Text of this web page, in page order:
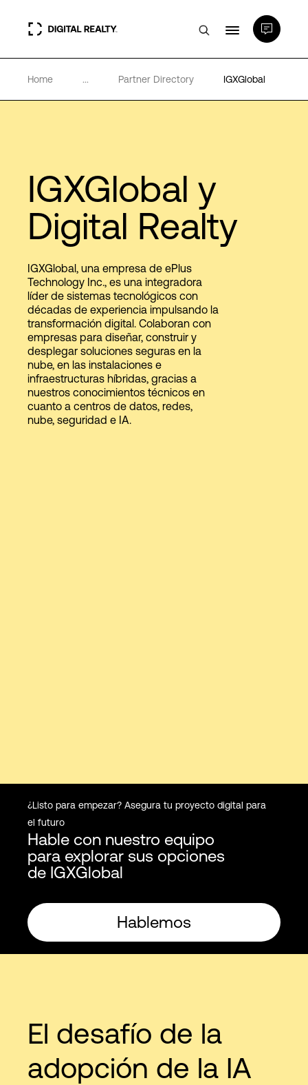
Centros de Datos
Experiencia y recursos
Acerca de
Language
Login
Home ... Partner Directory IGXGlobal
IGXGlobal y
Digital Realty
IGXGlobal, una empresa de ePlus
Technology Inc., es una integradora
líder de sistemas tecnológicos con
décadas de experiencia impulsando la
transformación digital. Colaboran con
empresas para diseñar, construir y
desplegar soluciones seguras en la
nube, en las instalaciones e
infraestructuras híbridas, gracias a
nuestros conocimientos técnicos en
cuanto a centros de datos, redes,
nube, seguridad e IA.
¿Listo para empezar? Asegura tu proyecto digital para
el futuro
Hable con nuestro equipo
para explorar sus opciones
de IGXGlobal
Hablemos
El desafío de la
adopción de la IA